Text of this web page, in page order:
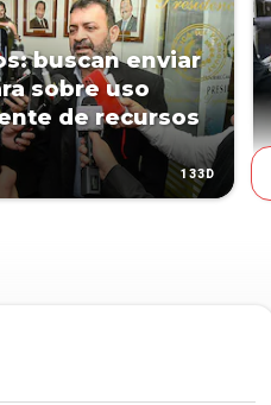
buscan enviar
sobre uso
de recursos
133D